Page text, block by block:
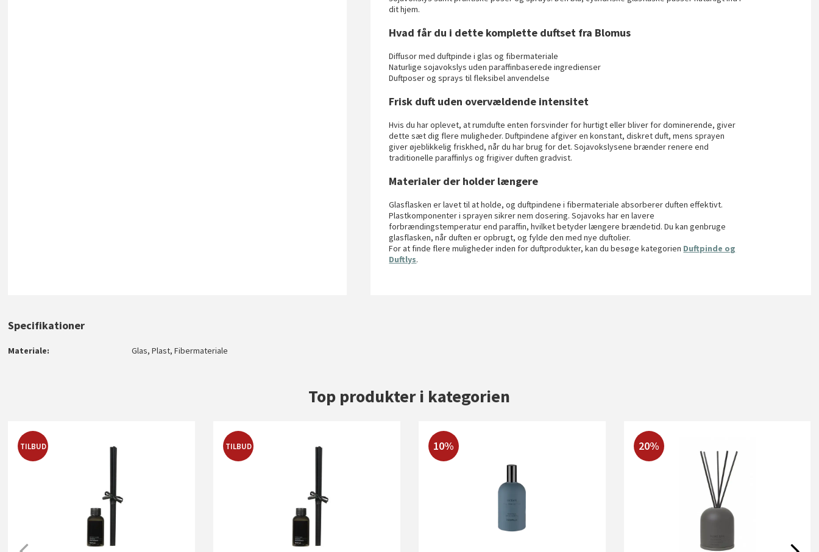
dit hjem.
Hvad får du i dette komplette duftset fra Blomus
Diffusor med duftpinde i glas og fibermateriale
Naturlige sojavokslys uden paraffinbaserede ingredienser
Duftposer og sprays til fleksibel anvendelse
Frisk duft uden overvældende intensitet
Hvis du har oplevet, at rumdufte enten forsvinder for hurtigt eller bliver for dominerende, giver
dette sæt dig flere muligheder. Duftpindene afgiver en konstant, diskret duft, mens sprayen
giver øjeblikkelig friskhed, når du har brug for det. Sojavokslysene brænder renere end
traditionelle paraffinlys og frigiver duften gradvist.
Materialer der holder længere
Glasflasken er lavet til at holde, og duftpindene i fibermateriale absorberer duften effektivt.
Plastkomponenter i sprayen sikrer nem dosering. Sojavoks har en lavere
forbrændingstemperatur end paraffin, hvilket betyder længere brændetid. Du kan genbruge
glasflasken, når duften er opbrugt, og fylde den med nye duftolier.
For at finde flere muligheder inden for duftprodukter, kan du besøge kategorien Duftpinde og
Duftlys.
Specifikationer
Materiale Glas, Plast, Fibermateriale
Top produkter i kategorien
TILBUD TILBUD 10% 20%